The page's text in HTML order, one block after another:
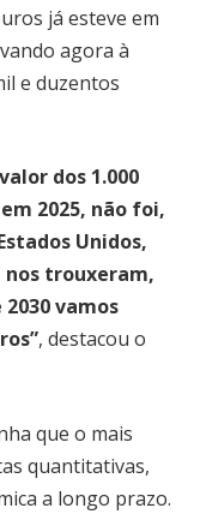
já esteve em
agora à
e duzentos
dos 1.000
2025, não foi,
Unidos,
nos trouxeram,
vamos
, destacou o
que o mais
quantitativas,
a longo prazo.